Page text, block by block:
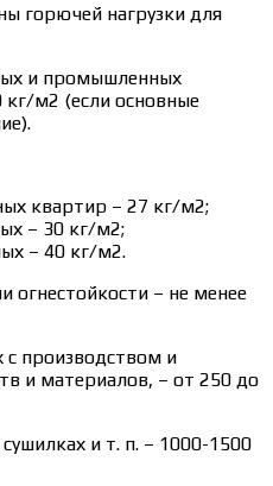
горючей нагрузки для
и промышленных
кг/м2 (если основные
квартир – 27 кг/м2;
– 30 кг/м2;
– 40 кг/м2.
огнестойкости – не менее
с производством и
и материалов, – от 250 до
и т. п. – 1000-1500